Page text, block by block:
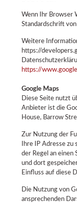
Wenn Ihr Browser
Standardschrift
Weitere
https://
https://
Google Maps
Diese Seite nutzt
Anbieter ist die
House, Barrow
Zur Nutzung der
Ihre IP Adresse
der Regel an einen
und dort
Einfluss auf diese
Die Nutzung von
ansprechenden